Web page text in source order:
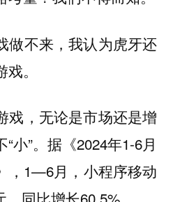
做不来，我认为虎牙还
。
戏，无论是市场还是增
小”。据《2024年1-6月
，1—6月，小程序移动